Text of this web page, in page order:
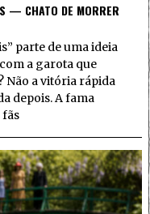
— CHATO DE MORRER
parte de uma ideia
a garota que
Não a vitória rápida
depois. A fama
fãs